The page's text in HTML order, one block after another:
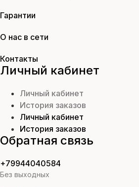
Гарантии
О нас в сети
Контакты
Личный кабинет
Личный кабинет
История заказов
Личный кабинет
История заказов
Обратная связь
+79944040584
Без выходных